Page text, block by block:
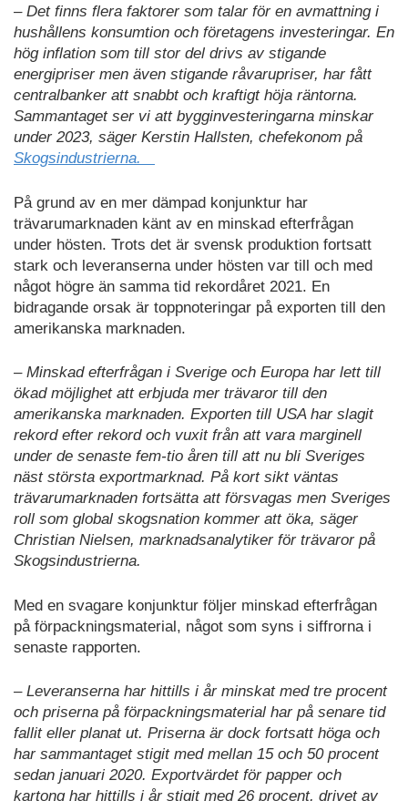
– Det finns flera faktorer som talar för en avmattning i
hushållens konsumtion och företagens investeringar. En
hög inflation som till stor del drivs av stigande
energipriser men även stigande råvarupriser, har fått
centralbanker att snabbt och kraftigt höja räntorna.
Sammantaget ser vi att bygginvesteringarna minskar
under 2023, säger Kerstin Hallsten, chefekonom på
Skogsindustrierna.
På grund av en mer dämpad konjunktur har
trävarumarknaden känt av en minskad efterfrågan
under hösten. Trots det är svensk produktion fortsatt
stark och leveranserna under hösten var till och med
något högre än samma tid rekordåret 2021. En
bidragande orsak är toppnoteringar på exporten till den
amerikanska marknaden.
– Minskad efterfrågan i Sverige och Europa har lett till
ökad möjlighet att erbjuda mer trävaror till den
amerikanska marknaden. Exporten till USA har slagit
rekord efter rekord och vuxit från att vara marginell
under de senaste fem-tio åren till att nu bli Sveriges
näst största exportmarknad. På kort sikt väntas
trävarumarknaden fortsätta att försvagas men Sveriges
roll som global skogsnation kommer att öka, säger
Christian Nielsen, marknadsanalytiker för trävaror på
Skogsindustrierna.
Med en svagare konjunktur följer minskad efterfrågan
på förpackningsmaterial, något som syns i siffrorna i
senaste rapporten.
– Leveranserna har hittills i år minskat med tre procent
och priserna på förpackningsmaterial har på senare tid
fallit eller planat ut. Priserna är dock fortsatt höga och
har sammantaget stigit med mellan 15 och 50 procent
sedan januari 2020. Exportvärdet för papper och
kartong har hittills i år stigit med 26 procent, drivet av